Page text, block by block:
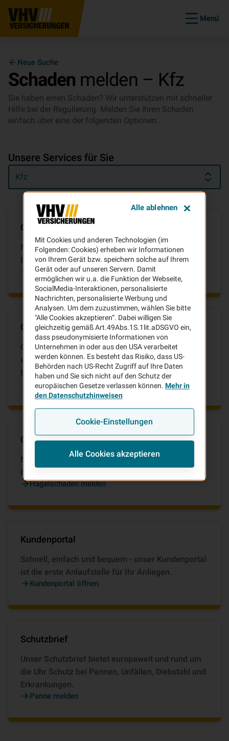
Menü
Neue Suche
Schaden melden – Kfz
Sie haben einen Schaden? Wir unterstützen mit schneller
Hilfe bei der Regulierung. Melden Sie Ihren Schaden
einfach über eine der folgenden Optionen.
Unsere Services für Sie
Kfz
Online-Formular "Kfz"
Nutzen Sie unser Online-Formular zur schnellen
Eingabe Ihres Schadens.
Kfz-Schaden melden
Online-Formulare "Glasschaden"
Glasschaden melden und gleich die Reparatur in
einer unserer Partner-Werkstätten oder bequem
bei Ihnen zu Hause buchen.
Glasschaden melden
Online-Formular "Hagelschaden"
Nutzen Sie unser Online-Formular zur schnellen
Eingabe Ihres Hagelschadens.
Hagelschaden melden
Kundenportal
Schnell, einfach und bequem - unser Kundenportal
ist die erste Anlaufstelle für Ihr Anliegen.
Kundenportal öffnen
Schutzbrief
Unser Schutzbrief bietet europaweit und rund um
die Uhr Schutz bei Pannen, Unfällen, Diebstahl und
Erkrankungen.
Panne melden
Mit Cookies und anderen Technologien (im
Folgenden: Cookies) erheben wir Informationen
von Ihrem Gerät bzw. speichern solche auf Ihrem
Gerät oder auf unseren Servern. Damit
ermöglichen wir u.a. die Funktion der Webseite,
SocialMedia-Interaktionen, personalisierte
Nachrichten, personalisierte Werbung und
Analysen. Um dem zuzustimmen, wählen Sie bitte
"Alle Cookies akzeptieren“. Dabei willigen Sie
gleichzeitig gemäß Art.49Abs.1S.1lit.aDSGVO ein,
dass pseudonymisierte Informationen von
Unternehmen in oder aus den USA verarbeitet
werden können. Es besteht das Risiko, dass US-
Behörden nach US-Recht Zugriff auf Ihre Daten
haben und Sie sich nicht auf den Schutz der
europäischen Gesetze verlassen können. Mehr in
den Datenschutzhinweisen
Cookie-Einstellungen
Alle Cookies akzeptieren
Alle ablehnen